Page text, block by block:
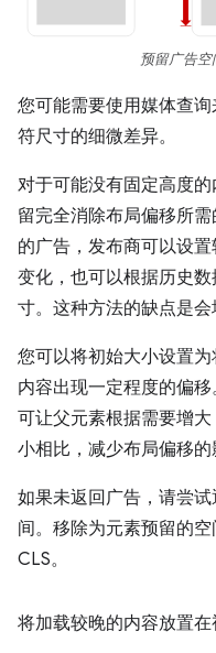
预留广告
您可能需要使用媒体查
符尺寸的细微差异。
对于可能没有固定高度
留完全消除布局偏移所
的广告，发布商可以设
变化，也可以根据历史
寸。这种方法的缺点是会
您可以将初始大小设置
内容出现一定程度的偏
可让父元素根据需要增
小相比，减少布局偏移的
如果未返回广告，请尝
间。移除为元素预留的
CLS。
将加载较晚的内容放置